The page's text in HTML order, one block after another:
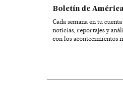
Boletín de
Cada semana en tu
noticias, reportajes y
con los acontecimientos